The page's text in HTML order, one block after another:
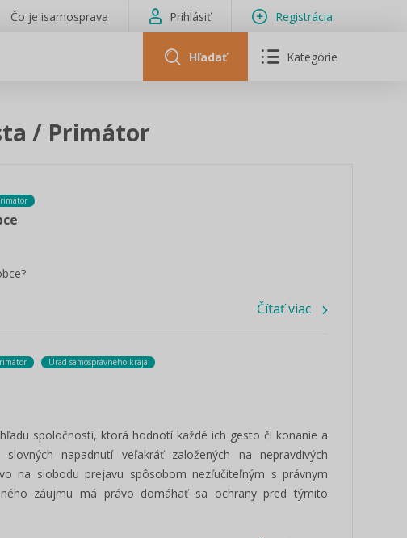
Čo je isamosprava Prihlásiť Registrácia
Hľadať Kategórie
/ Primátor
Čítať viac
Úrad samosprávneho kraja
spoločnosti, ktorá hodnotí každé ich gesto či konanie a
napadnutí veľakráť založených na nepravdivých
na slobodu prejavu spôsobom nezľučiteľným s právnym
záujmu má právo domáhať sa ochrany pred týmito